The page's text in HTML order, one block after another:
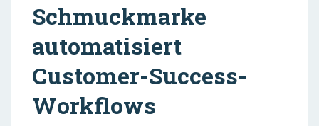
Schmuckmarke
automatisiert
Customer-Success-
Workflows